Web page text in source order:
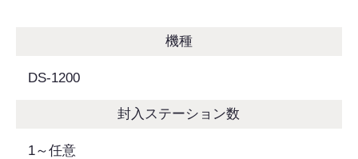
機種
DS-1200
封入ステーション数
1～任意